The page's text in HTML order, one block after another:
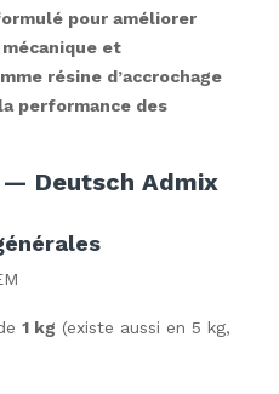
pour améliorer
et
résine d’accrochage
performance des
— Deutsch Admix
1 kg (existe aussi en 5 kg,